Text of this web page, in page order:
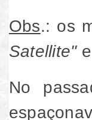
Obs.: os
Satellite"e
No